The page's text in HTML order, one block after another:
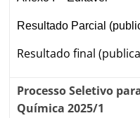
Resultado Parcial
Resultado final
Processo Seletivo
Química 2025/1